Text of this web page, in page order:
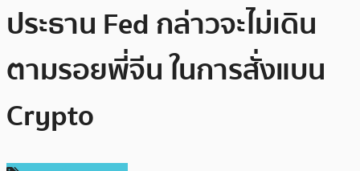
ประธาน Fed กล่าวจะไม่เดิน
ตามรอยพี่จีน ในการสั่งแบน
Crypto